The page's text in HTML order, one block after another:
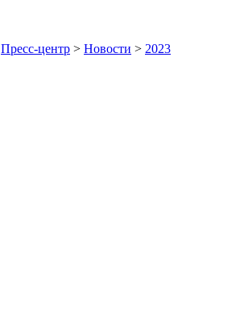
Пресс-центр > Новости > 2023